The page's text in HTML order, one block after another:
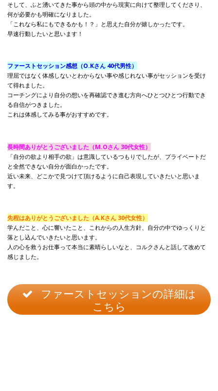
そして、ふと湧いてきた事から頭の中から現実に向けて整理してくださり、
何が必要かも明確になりました。
「これなら私にもできるかも！？ 」と思えた自分が嬉しかったです。
早速行動したいと思います！
ファーストセッション感想（O.Kさん 40代男性）
理屈ではなく体感しないとわからない事や感じれない事がセッションを受け
て得れました。
コーチングにより自分の想いを再確認でき進む方向へひとつひとつ行動でき
る自信がつきました。
これは体感してみる事がおすすめです。
長時間ありがとうございました（M.Oさん 30代女性）
「自分の欲より相手の欲」は意識しているつもりでしたが、プライベートだ
と全然できない自分が面白かったです。
近い未来、どこかで見つけて頂けるように自己表現していきたいと思いま
す。
先程はありがとうございました（A.Kさん 30代女性）
学んだこと、心に響いたこと、これからの人生方針、自分の中でゆっくりと
落とし込んでいきたいと思います。
人の心を救うお仕事って本当に素晴らしいなと、コルクさんと話して改めて
感じました。
ファーストセッションの詳細は
こちら